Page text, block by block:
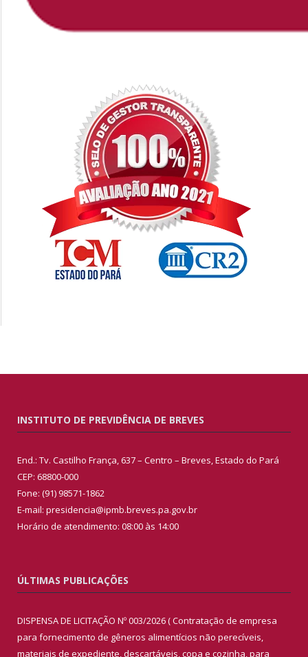
INSTITUTO DE PREVIDÊNCIA DE BREVES
End.: Tv. Castilho França, 637 – Centro – Breves, Estado do Pará
CEP: 68800-000
Fone: (91) 98571-1862
E-mail: presidencia@ipmb.breves.pa.gov.br
Horário de atendimento: 08:00 às 14:00
ÚLTIMAS PUBLICAÇÕES
DISPENSA DE LICITAÇÃO Nº 003/2026 ( Contratação de empresa
para fornecimento de gêneros alimentícios não perecíveis,
materiais de expediente, descartáveis, copa e cozinha, para